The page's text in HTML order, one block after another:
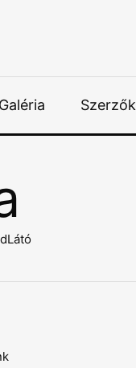
Galéria Szerzők